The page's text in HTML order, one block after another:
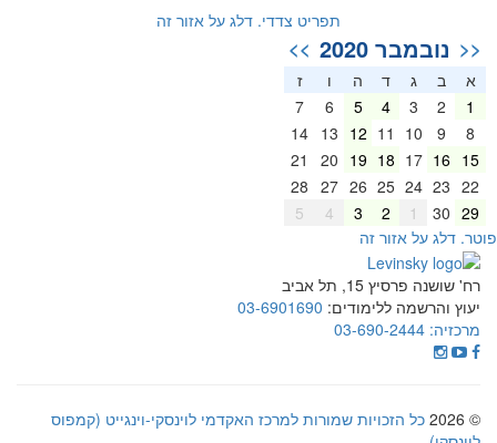
תפריט צדדי. דלג על אזור זה
<< נובמבר 2020 >>
א ב ג ד ה
ז
2
3
4
5
6
7
8
9
10
11
12
13
14
15
16
17
18
19
20
21
22
23
24
25
26
27
28
29
30
1
2
3
4
5
דלג על אזור זה
רח' שושנה פרסיץ 15, תל אביב
יעוץ והרשמה ללימודים: 03-6901690
מרכזיה: 03-690-2444
© 2026
כל הזכויות שמורות למרכז האקדמי לוינסקי-וינגייט (קמפוס